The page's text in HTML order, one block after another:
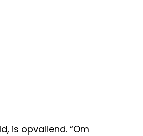
is opvallend. “Om